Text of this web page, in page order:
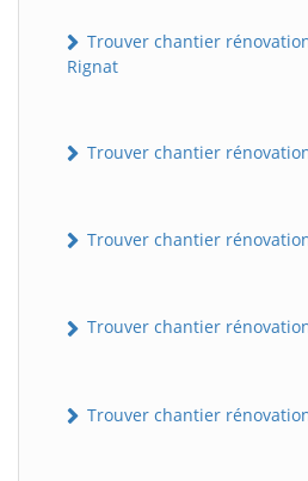
Trouver chantier
Rignat
Trouver chantier
Trouver chantier
Trouver chantier
Trouver chantier